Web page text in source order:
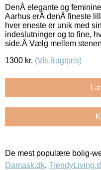
DenÂ elegante og
Aarhus erÂ denÂ fineste
hver eneste er unik med
indeslutninger og to fine,
side.Â Vælg mellem
1300 kr. (Vis fragtpris)
De mest populære bolig-
Damask.dk,